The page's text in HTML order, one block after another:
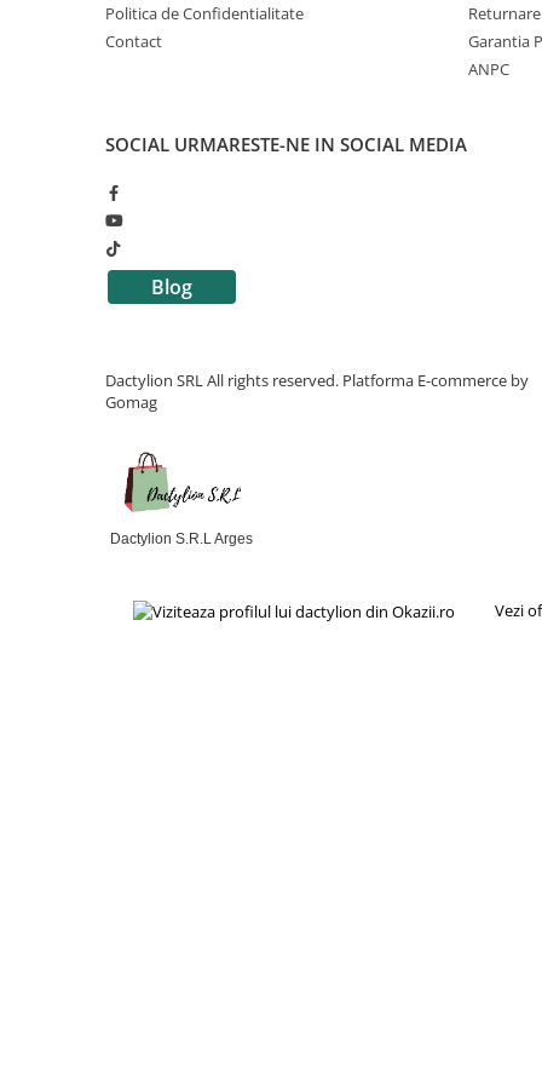
Rezistente la umiditate si raze UV
Reutilizabile
Politica de Confidentialitate
Contact
Garantia
ANPC
SOCIAL URMARESTE-NE IN SOCIAL MEDIA
Blog
Dactylion SRL All rights reserved. Platforma E-commerce by
Gomag
Dactylion S.R.L Arges
Vezi